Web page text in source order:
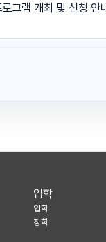
그램 개최 및 신청 안
입학
입학
장학